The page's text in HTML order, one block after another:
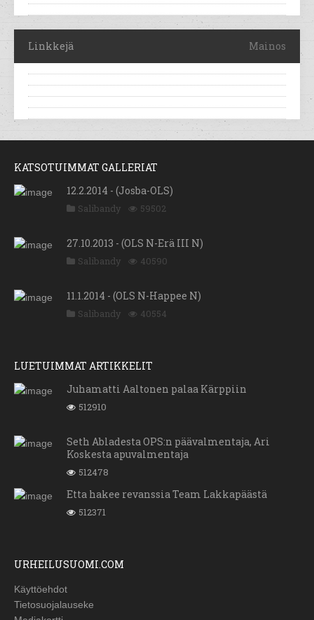
Linkkejä Mainos
KATSOTUIMMAT GALLERIAT
12.2.2014 - (Josba-OLS)
Salibandy 59502
27.10.2013 - (OLS N-Erä III N)
Salibandy 40590
11.1.2014 - (OLS N-Happee N)
Salibandy 40554
LUETUIMMAT ARTIKKELIT
Juhamatti Aaltonen palaa Kärppiin
512910
Seth Abladesta OPS:n päävalmentaja, Ari
Koskesta apuvalmentaja
512478
Etta hakee revanssia Team Lakkapäästä
512371
URHEILUSUOMI.COM
Käyttöehdot
Tietosuojalauseke